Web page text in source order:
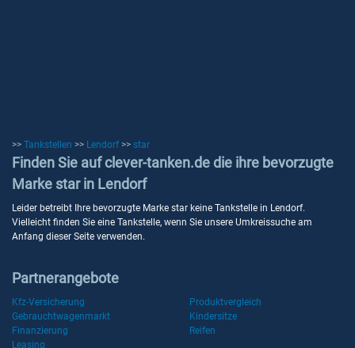
>> Tankstellen >> Lendorf >> star
Finden Sie auf clever-tanken.de die ihre bevorzugte
Marke star in Lendorf
Leider betreibt Ihre bevorzugte Marke star keine Tankstelle in Lendorf.
Vielleicht finden Sie eine Tankstelle, wenn Sie unsere Umkreissuche am
Anfang dieser Seite verwenden.
Partnerangebote
Kfz-Versicherung
Produktvergleich
Gebrauchtwagenmarkt
Kindersitze
Finanzierung
Reifen
Leasing